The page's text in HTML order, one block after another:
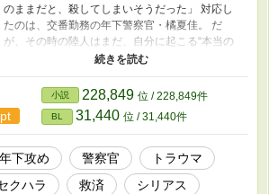
のままだと、殺してしまいそうだった」 対応し
たのは、交番勤務の年下警察官・橘夏佳。 だ
が、その時の陸人はまだ、自分に起こる“本当の
被害”を知らなかった。 逃げるように帰宅した
れ、心身ともに限界を迎える。 翌日、偶然再会
した夏佳は、壊れかけた陸人を放っておけず、
自宅へ連れ帰ることに。 踏み込みすぎず、けれ
ど一人にはしない。 そんな不器用で優しい距離
感に、陸人の張り詰めた呼吸は少しずつほどけ
ていく。 これは、“安全”を失った男が、年下警
察官の部屋で少しずつ生き延びていく話。
小説 228,849 位 / 228,849件
BL 31,440 位 / 31,440件
年下攻め 警察官
トラウマ
クハラ 救済
シリアス